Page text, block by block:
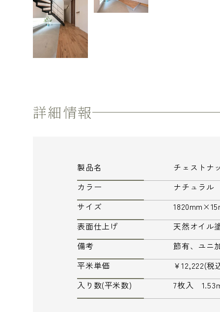
詳細情報
製品名
チェストナ
カラー
ナチュラル
サイズ
表面仕上げ
天然オイル
備考
節有、ユニ
平米単価
¥12,222(税
入り数(平米数)
7枚入 1.53